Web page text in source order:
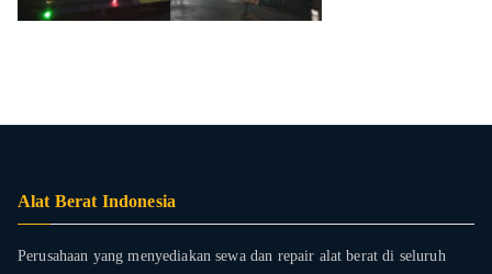
Alat Berat Indonesia
Perusahaan yang menyediakan sewa dan repair alat berat di seluruh